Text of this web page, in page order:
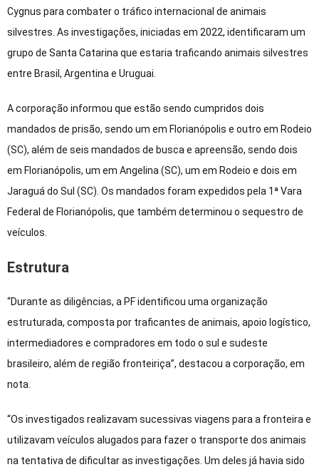
Cygnus para combater o tráfico internacional de animais
silvestres. As investigações, iniciadas em 2022, identificaram um
grupo de Santa Catarina que estaria traficando animais silvestres
entre Brasil, Argentina e Uruguai.
A corporação informou que estão sendo cumpridos dois
mandados de prisão, sendo um em Florianópolis e outro em Rodeio
(SC), além de seis mandados de busca e apreensão, sendo dois
em Florianópolis, um em Angelina (SC), um em Rodeio e dois em
Jaraguá do Sul (SC). Os mandados foram expedidos pela 1ª Vara
Federal de Florianópolis, que também determinou o sequestro de
veículos.
Estrutura
“Durante as diligências, a PF identificou uma organização
estruturada, composta por traficantes de animais, apoio logístico,
intermediadores e compradores em todo o sul e sudeste
brasileiro, além de região fronteiriça”, destacou a corporação, em
nota.
“Os investigados realizavam sucessivas viagens para a fronteira e
utilizavam veículos alugados para fazer o transporte dos animais
na tentativa de dificultar as investigações. Um deles já havia sido